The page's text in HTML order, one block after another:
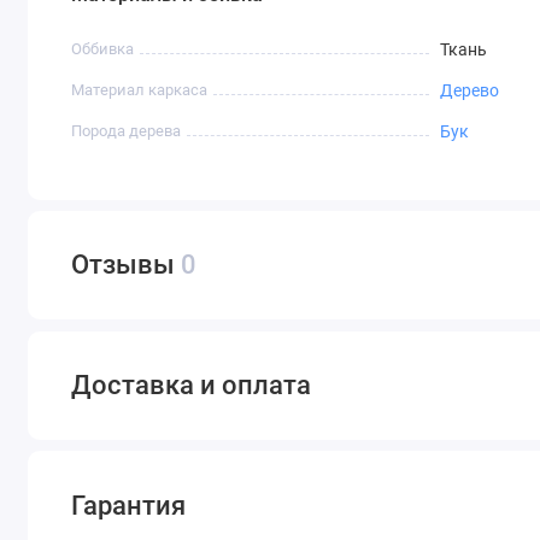
Оббивка Ткань
Материал каркаса Дерево
Порода дерева Бук
Отзывы 0
Доставка и оплата
Гарантия